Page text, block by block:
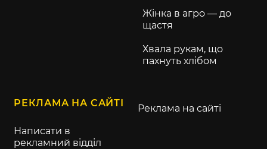
Жінка в агро — до
щастя
Хвала рукам, що
пахнуть хлібом
РЕКЛАМА НА САЙТІ
Написати в
рекламний відділ
Реклама на сайті